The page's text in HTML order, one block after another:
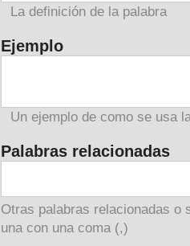
La definición de la palabra
Ejemplo
Un ejemplo de como se usa
Palabras relacionadas
Otras palabras relacionadas o
una con una coma (,)